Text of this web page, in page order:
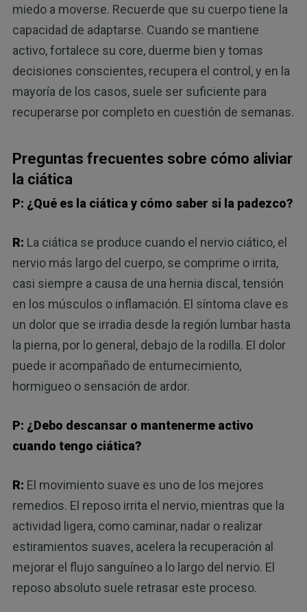
miedo a moverse. Recuerde que su cuerpo tiene la
capacidad de adaptarse. Cuando se mantiene
activo, fortalece su core, duerme bien y tomas
decisiones conscientes, recupera el control, y en la
mayoría de los casos, suele ser suficiente para
recuperarse por completo en cuestión de semanas.
Preguntas frecuentes sobre cómo aliviar
la ciática
P: ¿Qué es la ciática y cómo saber si la padezco?
R: La ciática se produce cuando el nervio ciático, el
nervio más largo del cuerpo, se comprime o irrita,
casi siempre a causa de una hernia discal, tensión
en los músculos o inflamación. El síntoma clave es
un dolor que se irradia desde la región lumbar hasta
la pierna, por lo general, debajo de la rodilla. El dolor
puede ir acompañado de entumecimiento,
hormigueo o sensación de ardor.
P: ¿Debo descansar o mantenerme activo
cuando tengo ciática?
R: El movimiento suave es uno de los mejores
remedios. El reposo irrita el nervio, mientras que la
actividad ligera, como caminar, nadar o realizar
estiramientos suaves, acelera la recuperación al
mejorar el flujo sanguíneo a lo largo del nervio. El
reposo absoluto suele retrasar este proceso.